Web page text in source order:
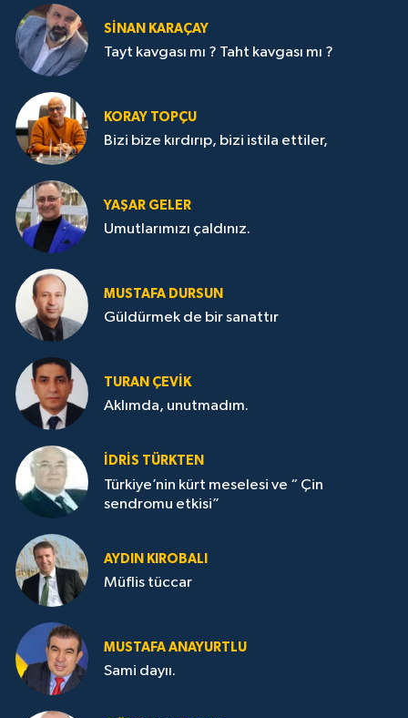
SİNAN KARAÇAY
Tayt kavgası mı ? Taht kavgası mı ?
KORAY TOPÇU
Bizi bize kırdırıp, bizi istila ettiler,
YAŞAR GELER
Umutlarımızı çaldınız.
MUSTAFA DURSUN
Güldürmek de bir sanattır
TURAN ÇEVİK
Aklımda, unutmadım.
İDRİS TÜRKTEN
Türkiye’nin kürt meselesi ve “ Çin
sendromu etkisi”
AYDIN KIROBALI
Müflis tüccar
MUSTAFA ANAYURTLU
Sami dayıı.